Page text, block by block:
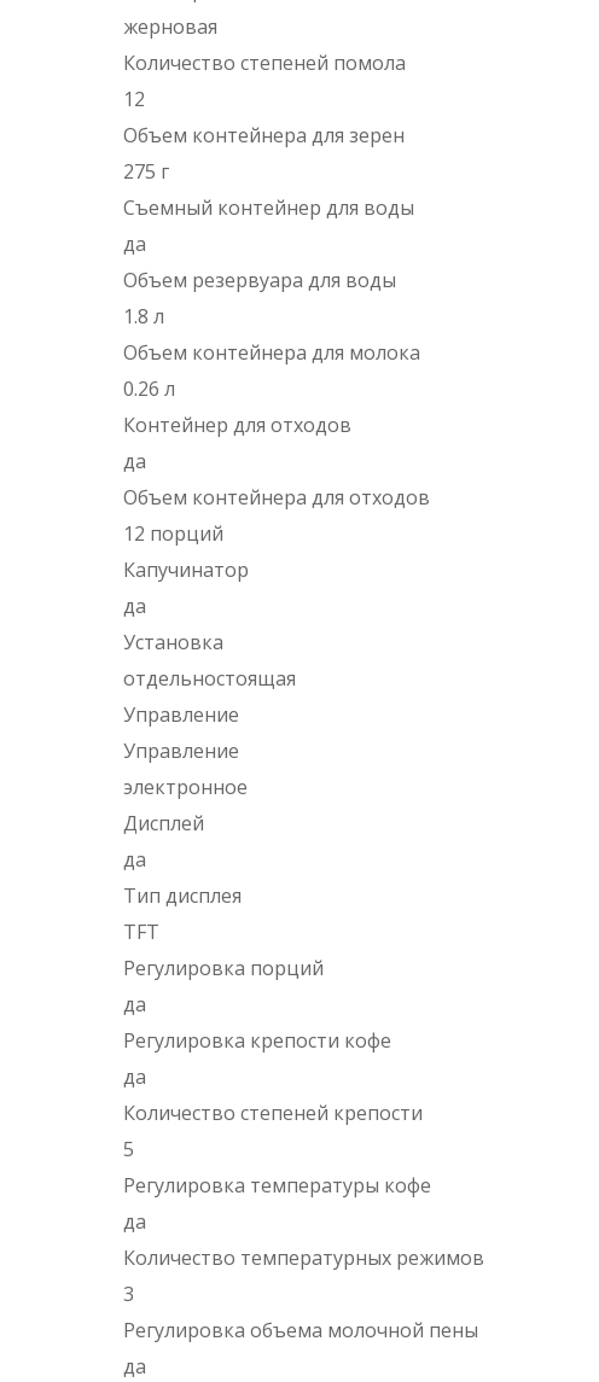
жерновая
Количество степеней помола
12
Объем контейнера для зерен
275 г
Съемный контейнер для воды
да
Объем резервуара для воды
1.8 л
Объем контейнера для молока
0.26 л
Контейнер для отходов
да
Объем контейнера для отходов
12 порций
Капучинатор
да
Установка
отдельностоящая
Управление
Управление
электронное
Дисплей
да
Тип дисплея
TFT
Регулировка порций
да
Регулировка крепости кофе
да
Количество степеней крепости
5
Регулировка температуры кофе
да
Количество температурных режимов
3
Регулировка объема молочной пены
да